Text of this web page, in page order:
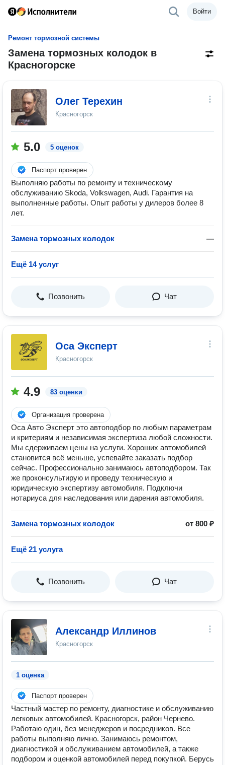
Войти
Ремонт тормозной системы
Замена тормозных колодок в
Красногорске
Олег Терехин
Красногорск
5.0 5 оценок
Паспорт проверен
Выполняю работы по ремонту и техническому
обслуживанию Skoda, Volkswagen, Audi. Гарантия на
выполненные работы. Опыт работы у дилеров более 8
лет.
Замена тормозных колодок —
Ещё 14 услуг
Позвонить Чат
Оса Эксперт
Красногорск
4.9 83 оценки
Организация проверена
Оса Авто Эксперт это автоподбор по любым параметрам
и критериям и независимая экспертиза любой сложности.
Мы сдерживаем цены на услуги. Хороших автомобилей
становится всё меньше, успевайте заказать подбор
сейчас. Профессионально занимаюсь автоподбором. Так
же проконсультирую и проведу техническую и
юридическую экспертизу автомобиля. Подключи
нотариуса для наследования или дарения автомобиля.
Замена тормозных колодок от 800 ₽
Ещё 21 услуга
Позвонить Чат
Александр Иллинов
Красногорск
1 оценка
Паспорт проверен
Частный мастер по ремонту, диагностике и обслуживанию
легковых автомобилей. Красногорск, район Чернево.
Работаю один, без менеджеров и посредников. Все
работы выполняю лично. Занимаюсь ремонтом,
диагностикой и обслуживанием автомобилей, а также
подбором и оценкой автомобилей перед покупкой. Берусь